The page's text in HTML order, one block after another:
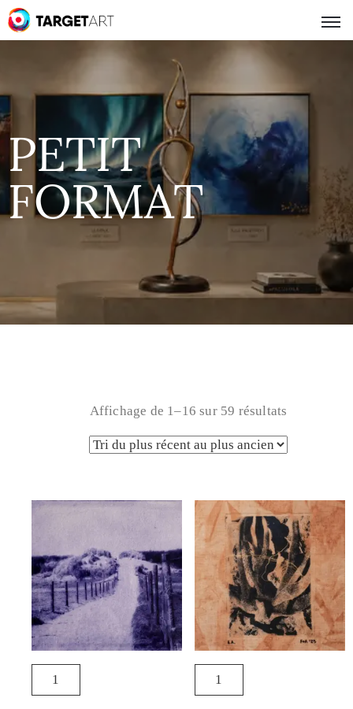
PETIT
FORMAT
Affichage de 1–16 sur 59 résultats